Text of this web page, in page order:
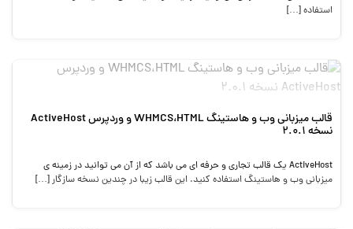
استفاده […]
قالب میزبانی وب و هاستینگ WHMCS،HTML و وردپرس ActiveHost
نسخه 2.0.1
ActiveHost یک قالب تجاری و حرفه ای می باشد که از آن می توانید در زمینه ی
میزبانی وب و هاستینگ استفاده کنید. این قالب زیبا در چندین نسخه سازگار […]